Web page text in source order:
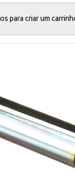
para criar um